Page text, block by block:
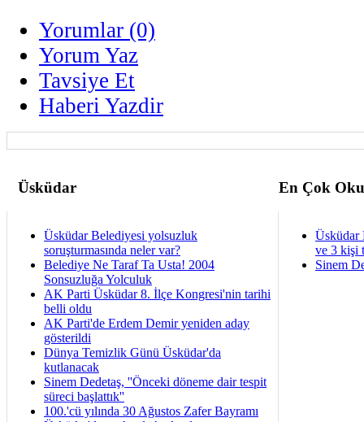
Yorumlar (0)
Yorum Yaz
Tavsiye Et
Haberi Yazdir
Üsküdar En Çok
Üsküdar Belediyesi yolsuzluk
soruşturmasında neler var?
Belediye Ne Taraf Ta Usta! 2004
Sonsuzluğa Yolculuk
AK Parti Üsküdar 8. İlçe Kongresi'nin tarihi
belli oldu
AK Parti'de Erdem Demir yeniden aday
gösterildi
Dünya Temizlik Günü Üsküdar'da
kutlanacak
Sinem Dedetaş, ''Önceki döneme dair tespit
süreci başlattık''
100.'cü yılında 30 Ağustos Zafer Bayramı
Üsküdar
ve 3 kişi
Sinem